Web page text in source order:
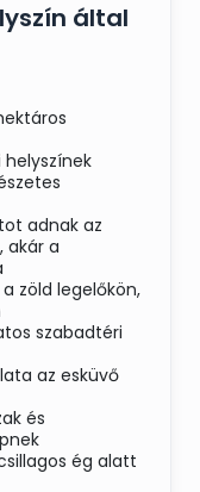
által
adnak az
akár a
zöld legelőkön,
szabadtéri
az esküvő
és
ég alatt